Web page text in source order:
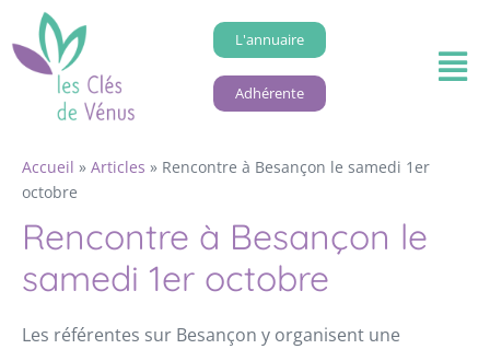
L'annuaire
Adhérente
Accueil » Articles » Rencontre à Besançon le samedi 1er
octobre
Rencontre à Besançon le
samedi 1er octobre
Les référentes sur Besançon y organisent une